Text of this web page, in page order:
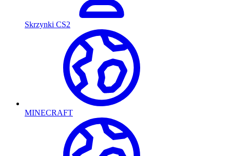
Skrzynki CS2
MINECRAFT